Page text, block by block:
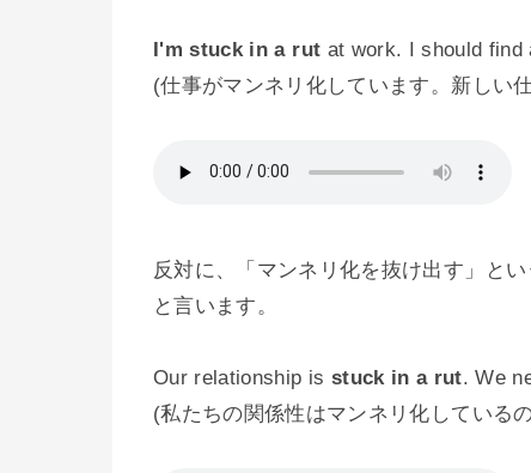
I'm stuck in a rut at work. I should find
(仕事がマンネリ化しています。新しい
反対に、「マンネリ化を抜け出す」と
と言います。
Our relationship is stuck in a rut. We
(私たちの関係性はマンネリ化している